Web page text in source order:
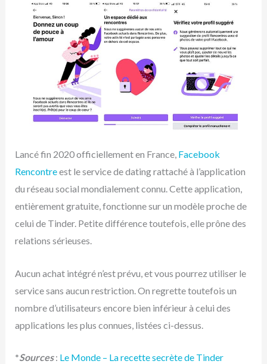
Lancé fin 2020 officiellement en France, Facebook
Rencontreest le service de dating rattaché à l’application
du réseau social mondialement connu. Cette application,
entièrement gratuite, fonctionne sur un modèle proche de
celui de Tinder. Petite différence toutefois, elle prône des
relations sérieuses.
Aucun achat intégré n’est prévu, et vous pourrez utiliser le
service sans aucun restriction. On regrette toutefois un
nombre d’utilisateurs encore bien inférieur à celui des
applications les plus connues, listées ci-dessus.
*Sources: Le Monde – La recette secrète de Tinder